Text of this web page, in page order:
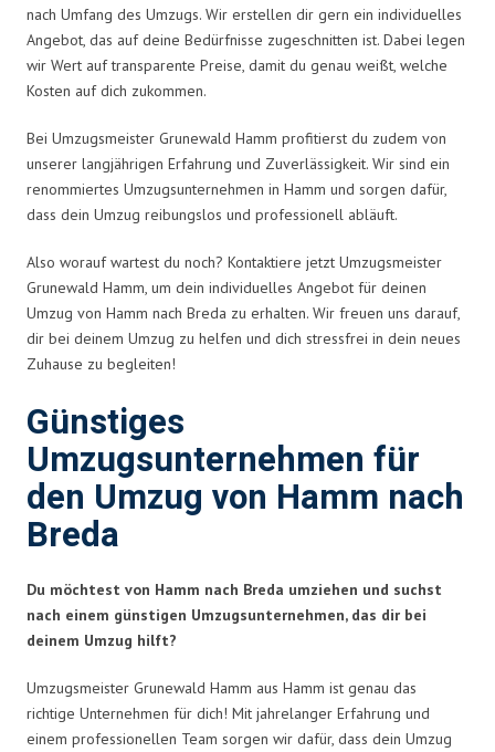
nach Umfang des Umzugs. Wir erstellen dir gern ein individuelles
Angebot, das auf deine Bedürfnisse zugeschnitten ist. Dabei legen
wir Wert auf transparente Preise, damit du genau weißt, welche
Kosten auf dich zukommen.
Bei Umzugsmeister Grunewald Hamm profitierst du zudem von
unserer langjährigen Erfahrung und Zuverlässigkeit. Wir sind ein
renommiertes Umzugsunternehmen in Hamm und sorgen dafür,
dass dein Umzug reibungslos und professionell abläuft.
Also worauf wartest du noch? Kontaktiere jetzt Umzugsmeister
Grunewald Hamm, um dein individuelles Angebot für deinen
Umzug von Hamm nach Breda zu erhalten. Wir freuen uns darauf,
dir bei deinem Umzug zu helfen und dich stressfrei in dein neues
Zuhause zu begleiten!
Günstiges
Umzugsunternehmen für
den Umzug von Hamm nach
Breda
Du möchtest von Hamm nach Breda umziehen und suchst
nach einem günstigen Umzugsunternehmen, das dir bei
deinem Umzug hilft?
Umzugsmeister Grunewald Hamm aus Hamm ist genau das
richtige Unternehmen für dich! Mit jahrelanger Erfahrung und
einem professionellen Team sorgen wir dafür, dass dein Umzug